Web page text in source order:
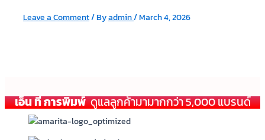
Leave a Comment/ Byadmin/March 4, 2026
เอ็น ที การพิมพ์ดูแลลูกค้ามามากกว่า 5,000 แบรนด์